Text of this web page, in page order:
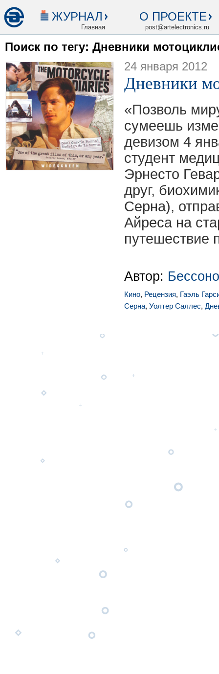
ЖУРНАЛ
Главная
О ПРОЕКТЕ
post@artelectronics.ru
Поиск по тегу: Дневники
24 января 2012
Дневники
«Позволь
сумеешь
девизом 4
студент
Эрнесто
друг,
Серна),
Айреса на
Автор:
Кино, Рецензия, Гаэль
Серна, Уолтер Саллес,